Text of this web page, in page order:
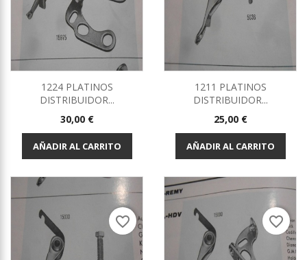
1224 PLATINOS
DISTRIBUIDOR...
Precio
30,00 €
AÑADIR AL CARRITO
1211 PLATINOS
DISTRIBUIDOR...
Precio
25,00 €
AÑADIR AL CARRITO
favorite_border favorite_border